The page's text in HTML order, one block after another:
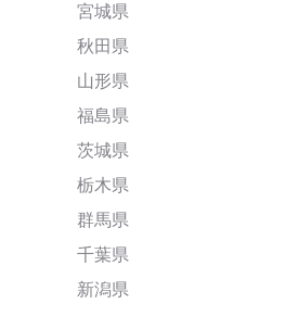
宮城県
秋田県
山形県
福島県
茨城県
栃木県
群馬県
千葉県
新潟県